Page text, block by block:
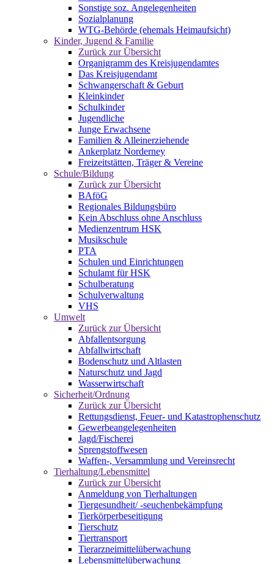
Sonstige soz. Angelegenheiten
Sozialplanung
WTG-Behörde (ehemals Heimaufsicht)
Kinder, Jugend & Familie
Zurück zur Übersicht
Organigramm des Kreisjugendamtes
Das Kreisjugendamt
Schwangerschaft & Geburt
Kleinkinder
Schulkinder
Jugendliche
Junge Erwachsene
Familien & Alleinerziehende
Ankerplatz Norderney
Freizeitstätten, Träger & Vereine
Schule/Bildung
Zurück zur Übersicht
BAföG
Regionales Bildungsbüro
Kein Abschluss ohne Anschluss
Medienzentrum HSK
Musikschule
PTA
Schulen und Einrichtungen
Schulamt für HSK
Schulberatung
Schulverwaltung
VHS
Umwelt
Zurück zur Übersicht
Abfallentsorgung
Abfallwirtschaft
Bodenschutz und Altlasten
Naturschutz und Jagd
Wasserwirtschaft
Sicherheit/Ordnung
Zurück zur Übersicht
Rettungsdienst, Feuer- und Katastrophenschutz
Gewerbeangelegenheiten
Jagd/Fischerei
Sprengstoffwesen
Waffen-, Versammlung und Vereinsrecht
Tierhaltung/Lebensmittel
Zurück zur Übersicht
Anmeldung von Tierhaltungen
Tiergesundheit/ -seuchenbekämpfung
Tierkörperbeseitigung
Tierschutz
Tiertransport
Tierarzneimittelüberwachung
Lebensmittelüberwachung